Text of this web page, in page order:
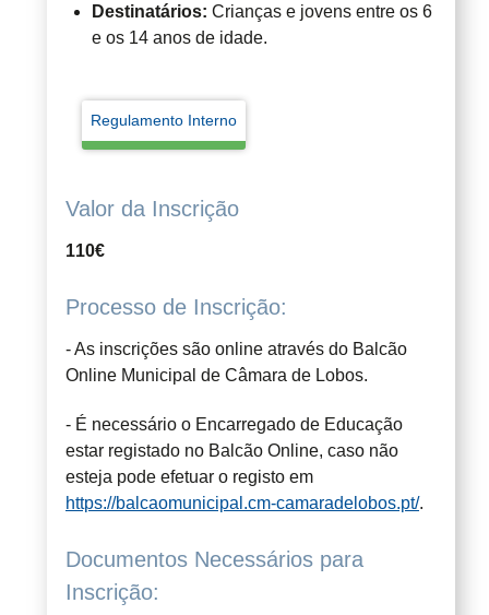
Destinatários: Crianças e jovens entre os 6
e os 14 anos de idade.
Regulamento Interno
Valor da Inscrição
110€
Processo de Inscrição:
- As inscrições são online através do Balcão
Online Municipal de Câmara de Lobos.
- É necessário o Encarregado de Educação
estar registado no Balcão Online, caso não
esteja pode efetuar o registo em
https://balcaomunicipal.cm-camaradelobos.pt/.
Documentos Necessários para
Inscrição: